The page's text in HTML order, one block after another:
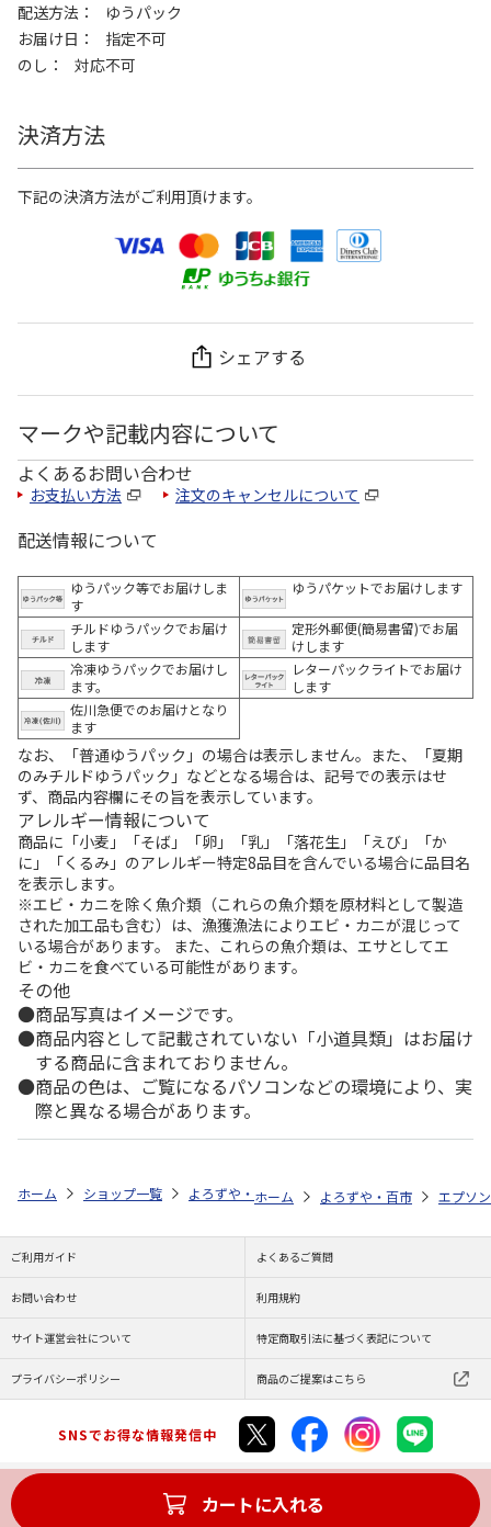
配送方法
ゆうパック
お届け日
指定不可
のし
対応不可
決済方法
下記の決済方法がご利用頂けます。
シェアする
マークや記載内容について
よくあるお問い合わせ
お支払い方法 注文のキャンセルについて
配送情報について
ゆうパック等でお届けしま
す
ゆうパケットでお届けします
チルドゆうパックでお届け
します
定形外郵便(簡易書留)でお届
けします
冷凍ゆうパックでお届けし
ます。
レターパックライトでお届け
します
佐川急便でのお届けとなり
ます
なお、「普通ゆうパック」の場合は表示しません。また、「夏期
のみチルドゆうパック」などとなる場合は、記号での表示はせ
ず、商品内容欄にその旨を表示しています。
アレルギー情報について
商品に「小麦」「そば」「卵」「乳」「落花生」「えび」「か
に」「くるみ」のアレルギー特定8品目を含んでいる場合に品目名
を表示します。
※エビ・カニを除く魚介類（これらの魚介類を原材料として製造
された加工品も含む）は、漁獲漁法によりエビ・カニが混じって
いる場合があります。 また、これらの魚介類は、エサとしてエ
ビ・カニを食べている可能性があります。
その他
商品写真はイメージです。
商品内容として記載されていない「小道具類」はお届け
する商品に含まれておりません。
商品の色は、ご覧になるパソコンなどの環境により、実
際と異なる場合があります。
カートに入れる
ホーム ショップ一覧 よろずや・百市 エコリカ エプソン ＫＵＩ－
ホーム よろずや・百市 エプソン
ご利用ガイド よくあるご質問
お問い合わせ 利用規約
サイト運営会社について 特定商取引法に基づく表記について
プライバシーポリシー 商品のご提案はこちら
SNSでお得な情報発信中